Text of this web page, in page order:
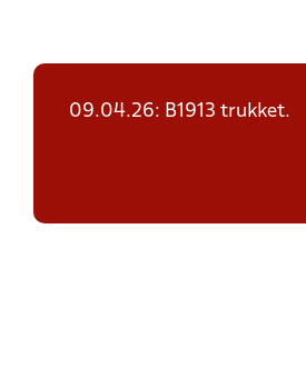
09.04.26: B1913 trukket.